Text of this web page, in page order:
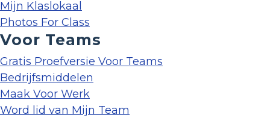
Mijn Klaslokaal
Photos For Class
Voor Teams
Gratis Proefversie Voor Teams
Bedrijfsmiddelen
Maak Voor Werk
Word lid van Mijn Team